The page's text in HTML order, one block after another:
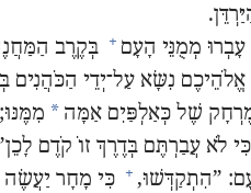
מְמֻנֵּי הָעָם + בְּקֶרֶב
נִשָּׂא עַל־יְדֵי הַכֹּהֲנִים
שֶׁל כְּאַלְפַּיִם אַמָּה *
לֹא עֲבַרְתֶּם בְּדֶרֶךְ זוֹ קֹדֶם
”‏הִתְקַדְּשׁוּ,‏ + כִּי מָחָר יַעֲשֶׂה